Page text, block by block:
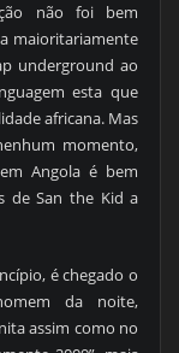
não foi bem
maioritariamente
underground ao
esta que
africana. Mas
momento,
Angola é bem
de San the Kid a
é chegado o
da noite,
assim como no